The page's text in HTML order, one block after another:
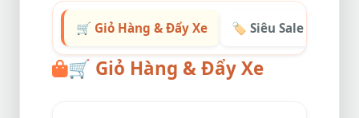
🛒 Giỏ Hàng & Đẩy Xe 🏷️ Siêu Sale &
🛒 Giỏ Hàng & Đẩy Xe